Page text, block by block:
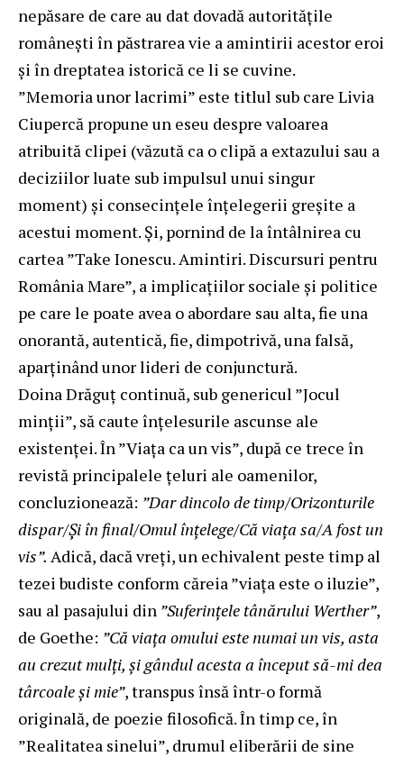
nepăsare de care au dat dovadă autorităţile
româneşti în păstrarea vie a amintirii acestor eroi
şi în dreptatea istorică ce li se cuvine.
”Memoria unor lacrimi” este titlul sub care Livia
Ciupercă propune un eseu despre valoarea
atribuită clipei (văzută ca o clipă a extazului sau a
deciziilor luate sub impulsul unui singur
moment) şi consecinţele înţelegerii greşite a
acestui moment. Şi, pornind de la întâlnirea cu
cartea ”Take Ionescu. Amintiri. Discursuri pentru
România Mare”, a implicaţiilor sociale şi politice
pe care le poate avea o abordare sau alta, fie una
onorantă, autentică, fie, dimpotrivă, una falsă,
aparţinând unor lideri de conjunctură.
Doina Drăguţ continuă, sub genericul ”Jocul
minţii”, să caute înţelesurile ascunse ale
existenţei. În ”Viaţa ca un vis”, după ce trece în
revistă principalele ţeluri ale oamenilor,
concluzionează: ”Dar dincolo de timp/Orizonturile
dispar/Şi în final/Omul înţelege/Că viaţa sa/A fost un
vis”. Adică, dacă vreţi, un echivalent peste timp al
tezei budiste conform căreia ”viaţa este o iluzie”,
sau al pasajului din ”Suferinţele tânărului Werther”,
de Goethe: ”Că viaţa omului este numai un vis, asta
au crezut mulţi, şi gândul acesta a început să-mi dea
târcoale şi mie”, transpus însă într-o formă
originală, de poezie filosofică. În timp ce, în
”Realitatea sinelui”, drumul eliberării de sine